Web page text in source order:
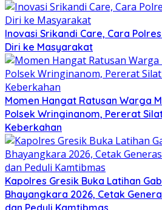
Inovasi Srikandi Care, Cara
Diri ke Masyarakat
Momen Hangat Ratusan Warga
Polsek Wringinanom, Pererat
Keberkahan
Kapolres Gresik Buka Latihan
Bhayangkara 2026, Cetak
dan Peduli Kamtibmas